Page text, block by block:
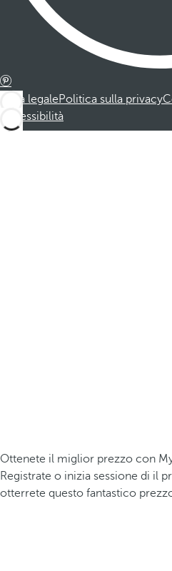
Nota legalePolitica sulla privacy
Accessibilità
Ottenete il miglior prezzo con
Registrate o inizia sessione di il
otterrete questo fantastico